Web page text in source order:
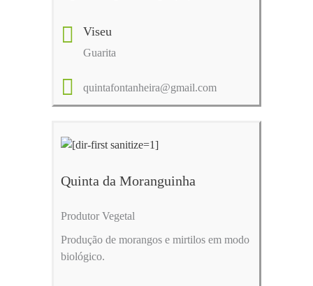
Viseu
Guarita
quintafontanheira@gmail.com
Quinta da Moranguinha
Produtor Vegetal
Produção de morangos e mirtilos em modo
biológico.